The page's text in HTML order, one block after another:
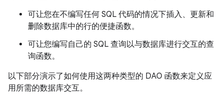
可让您在不编写任何 SQL 代码的情况下插入、更新和
删除数据库中的行的便捷函数。
可让您编写自己的 SQL 查询以与数据库进行交互的查
询函数。
以下部分演示了如何使用这两种类型的 DAO 函数来定义应
用所需的数据库交互。